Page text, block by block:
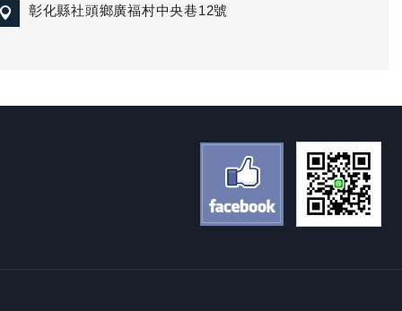
彰化縣社頭鄉廣福村中央巷12號